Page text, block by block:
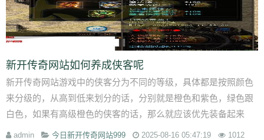
haosf123传奇新服网
新开传奇网站如何养成侠客呢
新开传奇网站游戏中的侠客分为不同的等级，具体都是按照颜色
来分级的，从高到低来划分的话，分别就是橙色和紫色，绿色跟
白色，如果有高级橙色的侠客的话，那么就应该优先装备起来
的，侠客也可以直接通过拜访以及使用...
admin 今日新开传奇网站999 2025-08-16 05:47:19
1012